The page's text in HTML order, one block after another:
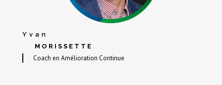
Yvan
MORISSETTE
Coach en Amélioration Continue